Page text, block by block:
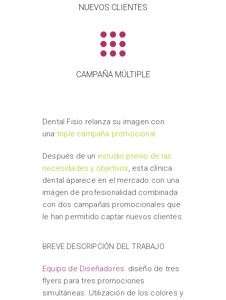
NUEVOS CLIENTES
CAMPAÑA MÚLTIPLE
Dental Fisio relanza su imagen con
una triple campaña promocional
Después de un estudio previo de las
necesidades y objetivos, esta clínica
dental aparece en el mercado con una
imagen de profesionalidad combinada
con dos campañas promocionales que
le han permitido captar nuevos clientes.
BREVE DESCRIPCIÓN DEL TRABAJO
Equipo de Diseñadores: diseño de tres
flyers para tres promociones
simultáneas. Utilización de los colores y